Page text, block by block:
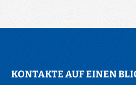
KONTAKTE AUF EINEN